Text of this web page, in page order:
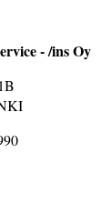
- /ins Oy